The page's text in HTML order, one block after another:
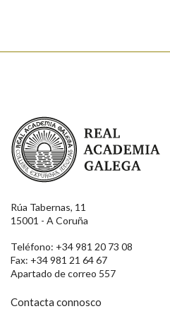
Real Academia Galega
Rúa Tabernas, 11
15001 - A Coruña
Teléfono: +34 981 20 73 08
Fax: +34 981 21 64 67
Apartado de correo 557
Contacta connosco